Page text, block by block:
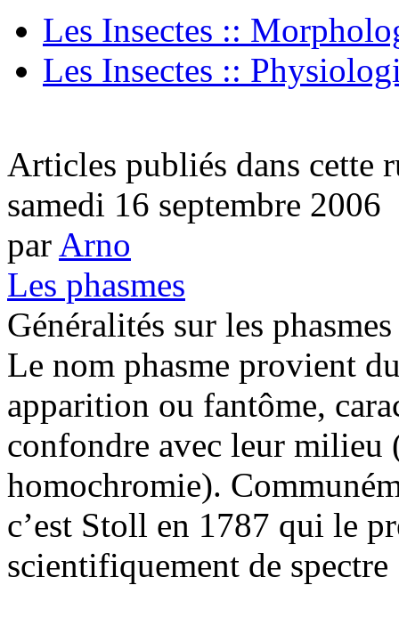
Les Insectes ::
Les Insectes ::
Articles publiés dans cette
samedi 16 septembre 2006
par Arno
Les phasmes
Généralités sur les phasmes
Le nom phasme provient
apparition ou fantôme,
confondre avec leur milieu
homochromie).
c’est Stoll en 1787 qui le
scientifiquement de spectre